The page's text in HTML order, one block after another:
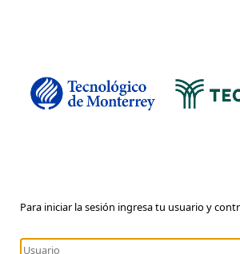
Para iniciar la sesión ingresa tu usuario y